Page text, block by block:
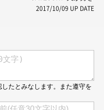
2017/10/09 UP DATE